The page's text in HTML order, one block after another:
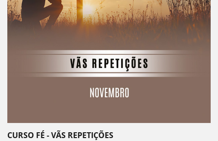
CURSO FÉ - VÃS REPETIÇÕES